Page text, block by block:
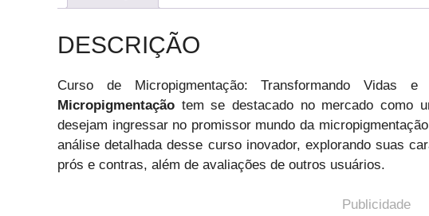
DESCRIÇÃO
Curso de Micropigmentação: Transformando
Micropigmentação tem se destacado no mercado como
desejam ingressar no promissor mundo da
análise detalhada desse curso inovador, explorando suas
prós e contras, além de avaliações de outros usuários.
Publicidade